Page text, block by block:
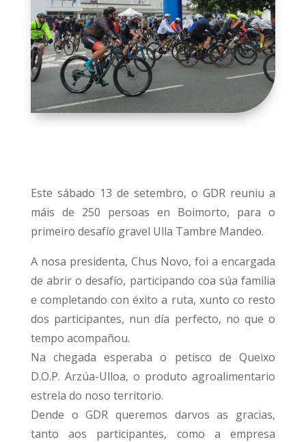
Este sábado 13 de setembro, o GDR reuniu a
máis de 250 persoas en Boimorto, para o
primeiro desafío gravel Ulla Tambre Mandeo.
A nosa presidenta, Chus Novo, foi a encargada
de abrir o desafío, participando coa súa familia
e completando con éxito a ruta, xunto co resto
dos participantes, nun día perfecto, no que o
tempo acompañou.
Na chegada esperaba o petisco de Queixo
D.O.P. Arzúa-Ulloa, o produto agroalimentario
estrela do noso territorio.
Dende o GDR queremos darvos as gracias,
tanto aos participantes, como a empresa